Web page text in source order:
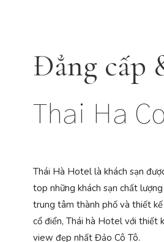
Đẳng cấp
Thai Ha
Thái Hà Hotel là khách sạn
top những khách sạn chất
trung tâm thành phố và thiết
cổ điển, Thái hà Hotel với thiết
view đẹp nhất Đảo Cô Tô.